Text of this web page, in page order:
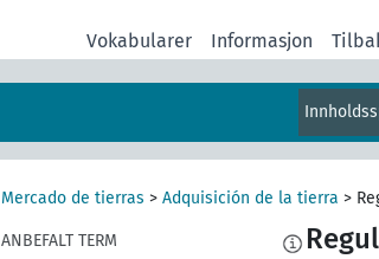
Vokabularer Informasjon
Mercado de tierras > Adquisición de la tierra >
ANBEFALT TERM